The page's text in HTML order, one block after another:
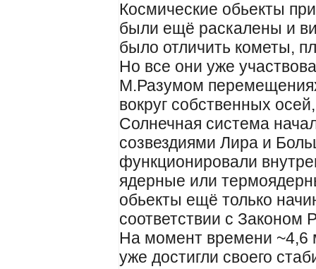
Космические обьекты
были ещё раскалены и
было отличить кометы,
Но все они уже
М.Разумом
вокруг собственных
Солнечная система
созвездиями Лира и
функционировали
ядерные или
обьекты ещё только
соответствии с Законом
На момент времени ~4,6
уже достигли своего